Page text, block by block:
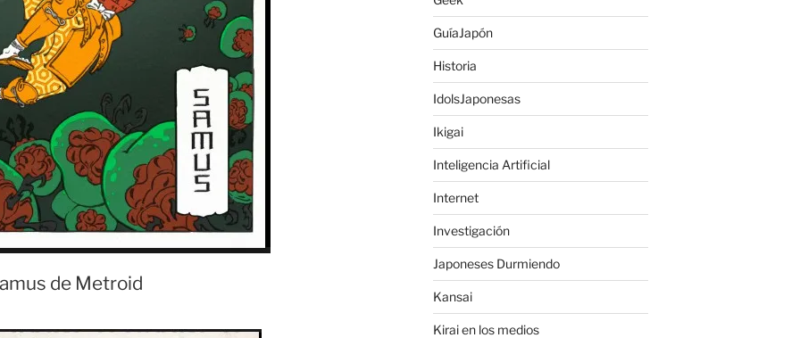
de Metroid
GuíaJapón
Historia
IdolsJaponesas
Ikigai
Inteligencia Artificial
Internet
Investigación
Japoneses Durmiendo
Kansai
Kirai en los medios